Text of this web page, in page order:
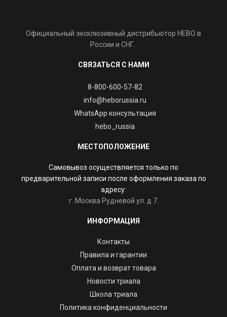
Официальный эксклюзивный дистрибьютор HEBO в
России и СНГ.
СВЯЗАТЬСЯ С НАМИ
8-800-600-57-82
info@heborussia.ru
WhatsApp консультация
hebo_russia
МЕСТОПОЛОЖЕНИЕ
Самовывоз осуществляется только по
предварительной записи после оформления заказа по
адресу:
г. Москва Рудневой ул. д 7.
ИНФОРМАЦИЯ
Контакты
Правила и гарантии
Оплата и возврат товара
Новости триала
Школа триала
Политика конфиденциальности